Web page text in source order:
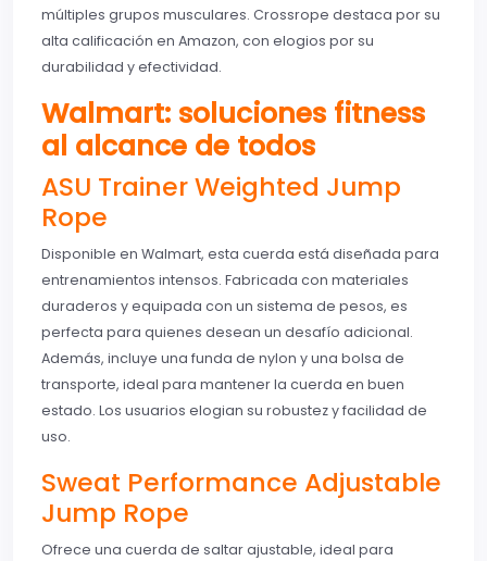
múltiples grupos musculares. Crossrope destaca por su
alta calificación en Amazon, con elogios por su
durabilidad y efectividad.
Walmart: soluciones fitness
al alcance de todos
ASU Trainer Weighted Jump
Rope
Disponible en Walmart, esta cuerda está diseñada para
entrenamientos intensos. Fabricada con materiales
duraderos y equipada con un sistema de pesos, es
perfecta para quienes desean un desafío adicional.
Además, incluye una funda de nylon y una bolsa de
transporte, ideal para mantener la cuerda en buen
estado. Los usuarios elogian su robustez y facilidad de
uso.
Sweat Performance Adjustable
Jump Rope
Ofrece una cuerda de saltar ajustable, ideal para